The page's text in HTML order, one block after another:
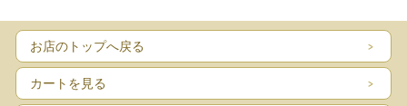
お店のトップへ戻る
カートを見る